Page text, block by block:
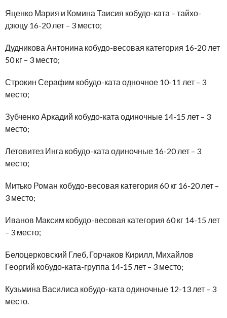
Яценко Мария и Комина Таисия кобудо-ката – тайхо-
дзюцу 16-20 лет – 3 место;
Дудникова Антонина кобудо-весовая категория 16-20 лет
50 кг – 3 место;
Строкин Серафим кобудо-ката одночное 10-11 лет – 3
место;
Зубченко Аркадий кобудо-ката одиночные 14-15 лет – 3
место;
Летовитез Инга кобудо-ката одиночные 16-20 лет – 3
место;
Митько Роман кобудо-весовая категория 60 кг 16-20 лет –
3 место;
Иванов Максим кобудо-весовая категория 60 кг 14-15 лет
– 3 место;
Белоцерковский Глеб, Горчаков Кирилл, Михайлов
Георгий кобудо-ката-группа 14-15 лет – 3 место;
Кузьмина Василиса кобудо-ката одиночные 12-13 лет – 3
место.